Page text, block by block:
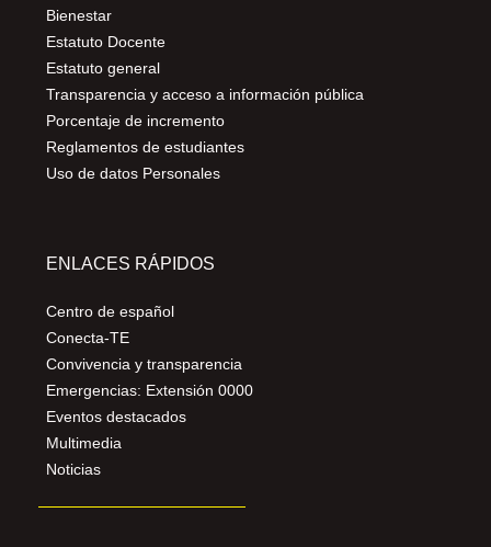
Bienestar
Estatuto Docente
Estatuto general
Transparencia y acceso a información pública
Porcentaje de incremento
Reglamentos de estudiantes
Uso de datos Personales
ENLACES RÁPIDOS
Centro de español
Conecta-TE
Convivencia y transparencia
Emergencias: Extensión 0000
Eventos destacados
Multimedia
Noticias